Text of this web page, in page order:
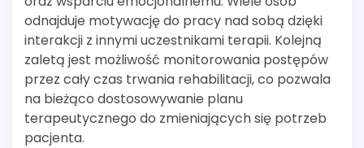
odnajduje motywację do pracy nad sobą dzięki
interakcji z innymi uczestnikami terapii. Kolejną
zaletą jest możliwość monitorowania postępów
przez cały czas trwania rehabilitacji, co pozwala
na bieżąco dostosowywanie planu
terapeutycznego do zmieniających się potrzeb
pacjenta.